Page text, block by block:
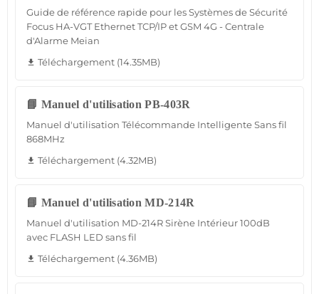
Guide de référence rapide pour les Systèmes de Sécurité
Focus HA-VGT Ethernet TCP/IP et GSM 4G - Centrale
d'Alarme Meian
file_download Téléchargement (14.35MB)
📘 Manuel d'utilisation PB-403R
Manuel d'utilisation Télécommande Intelligente Sans fil
868MHz
file_download Téléchargement (4.32MB)
📘 Manuel d'utilisation MD-214R
Manuel d'utilisation MD-214R Sirène Intérieur 100dB
avec FLASH LED sans fil
file_download Téléchargement (4.36MB)